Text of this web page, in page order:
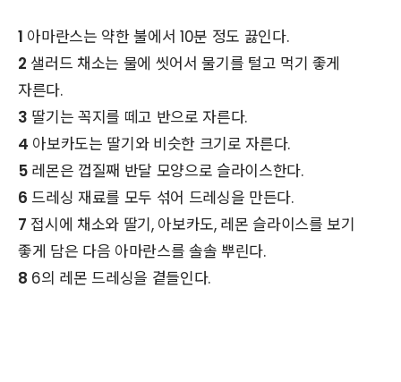
1 아마란스는 약한 불에서 10분 정도 끓인다.
2 샐러드 채소는 물에 씻어서 물기를 털고 먹기 좋게
자른다.
3 딸기는 꼭지를 떼고 반으로 자른다.
4 아보카도는 딸기와 비슷한 크기로 자른다.
5레몬은 껍질째 반달 모양으로 슬라이스한다.
6 드레싱 재료를 모두 섞어 드레싱을 만든다.
7 접시에 채소와 딸기, 아보카도, 레몬 슬라이스를 보기
좋게 담은 다음 아마란스를 솔솔 뿌린다.
8 6의 레몬 드레싱을 곁들인다.